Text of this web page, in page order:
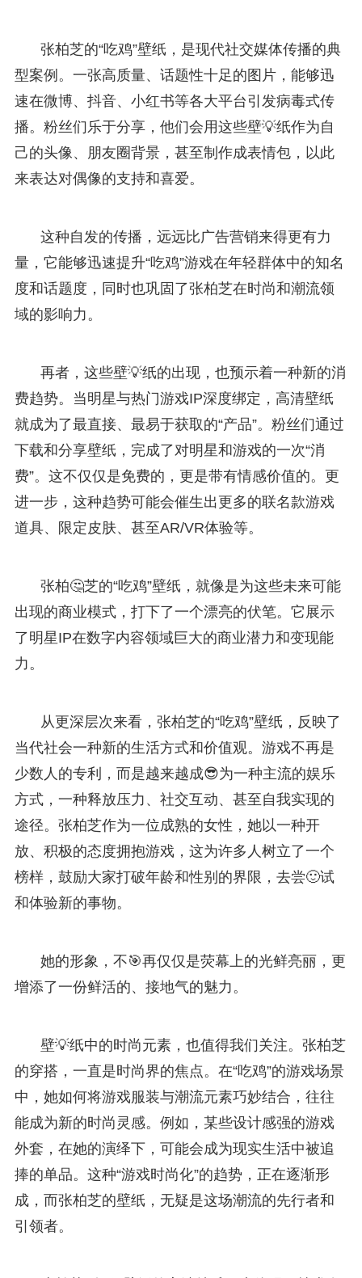
张柏芝的“吃鸡”壁纸，是现代社交媒体传播的典
型案例。一张高质量、话题性十足的图片，能够迅
速在微博、抖音、小红书等各大平台引发病毒式传
播。粉丝们乐于分享，他们会用这些壁💡纸作为自
己的头像、朋友圈背景，甚至制作成表情包，以此
来表达对偶像的支持和喜爱。
这种自发的传播，远远比广告营销来得更有力
量，它能够迅速提升“吃鸡”游戏在年轻群体中的知名
度和话题度，同时也巩固了张柏芝在时尚和潮流领
域的影响力。
再者，这些壁💡纸的出现，也预示着一种新的消
费趋势。当明星与热门游戏IP深度绑定，高清壁纸
就成为了最直接、最易于获取的“产品”。粉丝们通过
下载和分享壁纸，完成了对明星和游戏的一次“消
费”。这不仅仅是免费的，更是带有情感价值的。更
进一步，这种趋势可能会催生出更多的联名款游戏
道具、限定皮肤、甚至AR/VR体验等。
张柏🤔芝的“吃鸡”壁纸，就像是为这些未来可能
出现的商业模式，打下了一个漂亮的伏笔。它展示
了明星IP在数字内容领域巨大的商业潜力和变现能
力。
从更深层次来看，张柏芝的“吃鸡”壁纸，反映了
当代社会一种新的生活方式和价值观。游戏不再是
少数人的专利，而是越来越成😎为一种主流的娱乐
方式，一种释放压力、社交互动、甚至自我实现的
途径。张柏芝作为一位成熟的女性，她以一种开
放、积极的态度拥抱游戏，这为许多人树立了一个
榜样，鼓励大家打破年龄和性别的界限，去尝🙂试
和体验新的事物。
她的形象，不🎯再仅仅是荧幕上的光鲜亮丽，更
增添了一份鲜活的、接地气的魅力。
壁💡纸中的时尚元素，也值得我们关注。张柏芝
的穿搭，一直是时尚界的焦点。在“吃鸡”的游戏场景
中，她如何将游戏服装与潮流元素巧妙结合，往往
能成为新的时尚灵感。例如，某些设计感强的游戏
外套，在她的演绎下，可能会成为现实生活中被追
捧的单品。这种“游戏时尚化”的趋势，正在逐渐形
成，而张柏芝的壁纸，无疑是这场潮流的先行者和
引领者。